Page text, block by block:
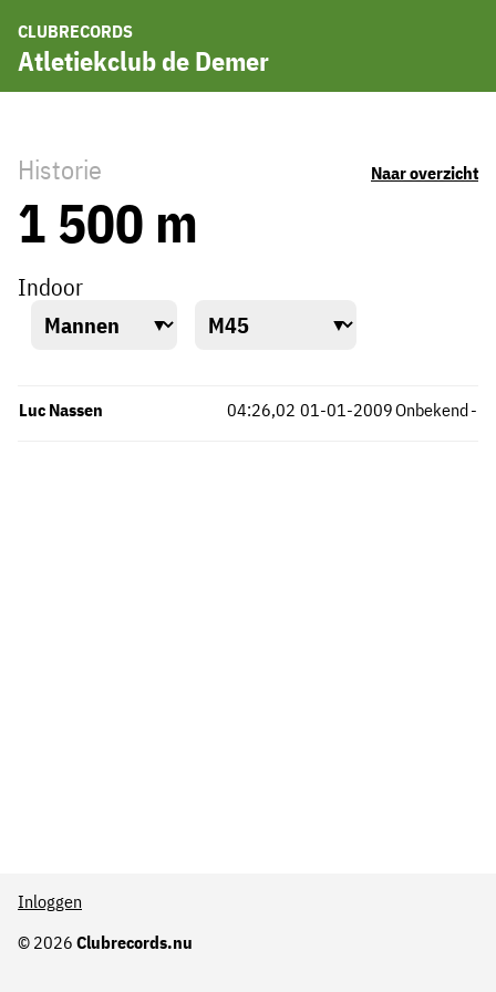
CLUBRECORDS
Atletiekclub de Demer
Historie Naar overzicht
1 500 m
Indoor
Luc Nassen Onbekend
04:26,02 -
01-01-2009
© 2026 Clubrecords.nu
Inloggen